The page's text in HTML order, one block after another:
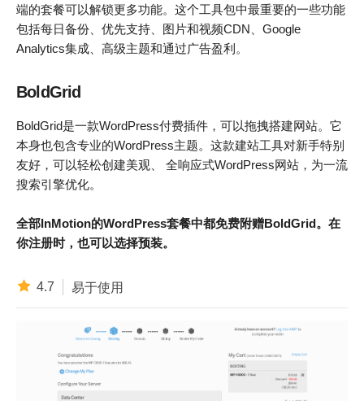
端的套餐可以解锁更多功能。这个工具包中最重要的一些功能
包括每日备份、优先支持、图片和视频CDN、Google
Analytics集成、高级主题和通过广告盈利。
BoldGrid
BoldGrid是一款WordPress付费插件，可以拖拽搭建网站。它
本身也包含专业的WordPress主题。这款建站工具对新手特别
友好，可以轻松创建美观、 全响应式WordPress网站，为一流
搜索引擎优化。
全部InMotion的WordPress套餐中都免费附赠BoldGrid。在
你注册时，也可以选择预装。
4.7 易于使用